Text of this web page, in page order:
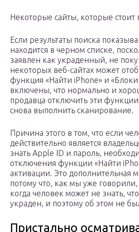
Некоторые сайты, которые стоит
Если результаты поиска
находится в черном списке,
заявлен как украденный, не
некоторых веб-сайтах может
функция «Найти iPhone» и
включены, что нормально и
продавца отключить эти
снова выполнить сканирование.
Причина этого в том, что если
действительно является
знать Apple ID и пароль,
отключения функции «Найти
активации. Это дополнительная
потому что, как мы уже
когда человек может не знать,
украден, и поэтому об этом не
Пристально